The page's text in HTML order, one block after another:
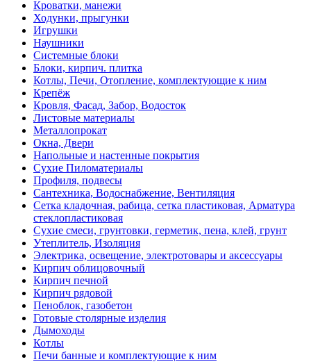
Кроватки, манежи
Ходунки, прыгунки
Игрушки
Наушники
Системные блоки
Блоки, кирпич. плитка
Котлы, Печи, Отопление, комплектующие к ним
Крепёж
Кровля, Фасад, Забор, Водосток
Листовые материалы
Металлопрокат
Окна, Двери
Напольные и настенные покрытия
Сухие Пиломатериалы
Профиля, подвесы
Сантехника, Водоснабжение, Вентиляция
Сетка кладочная, рабица, сетка пластиковая, Арматура
стеклопластиковая
Сухие смеси, грунтовки, герметик, пена, клей, грунт
Утеплитель, Изоляция
Электрика, освещение, электротовары и аксессуары
Кирпич облицовочный
Кирпич печной
Кирпич рядовой
Пеноблок, газобетон
Готовые столярные изделия
Дымоходы
Котлы
Печи банные и комплектующие к ним